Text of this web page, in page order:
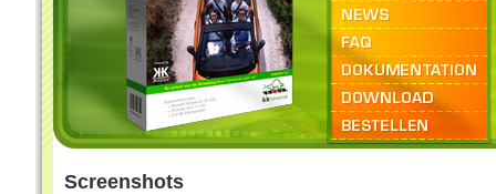
Screenshots